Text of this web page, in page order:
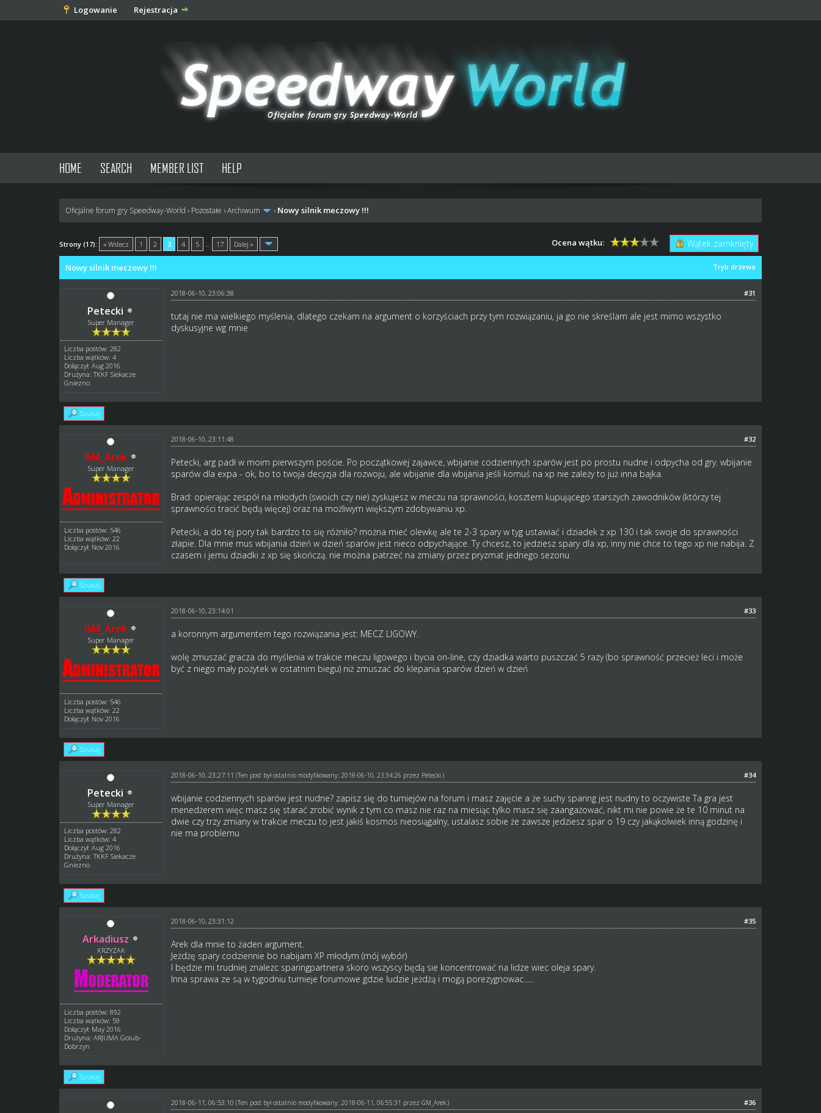
Logowanie Rejestracja
HOME SEARCH MEMBER LIST HELP
Oficjalne forum gry Speedway-World › Pozostałe ›Archiwum › Nowy silnik meczowy !!!
Strony (17): « Wstecz 1 2 3 4 5 17 Dalej » Wątek zamknięty
Ocena wątku:
głosów - średnia: 3
Tryb drzewa
Nowy silnik meczowy !!!
Petecki
Super Manager
Liczba postów: 282
Liczba wątków: 4
Dołączył: Aug 2016
Drużyna: TKKF Siekacze
Gniezno
#31
2018-06-10, 23:06:38
tutaj nie ma wielkiego myślenia, dlatego czekam na argument o korzyściach przy tym rozwiązaniu, ja go nie skreślam ale jest mimo wszystko
dyskusyjne wg mnie
Szukaj
GM_Arek
Super Manager
Liczba postów: 546
Liczba wątków: 22
Dołączył: Nov 2016
#32
2018-06-10, 23:11:48
Petecki, arg padł w moim pierwszym poście. Po początkowej zajawce, wbijanie codziennych sparów jest po prostu nudne i odpycha od gry. wbijanie
sparów dla expa - ok, bo to twoja decyzja dla rozwoju, ale wbijanie dla wbijania jeśli komuś na xp nie zależy to już inna bajka.
Brad: opierając zespół na młodych (swoich czy nie) zyskujesz w meczu na sprawności, kosztem kupującego starszych zawodników (którzy tej
sprawności tracić będą więcej) oraz na możliwym większym zdobywaniu xp.
Petecki, a do tej pory tak bardzo to się różniło? można mieć olewkę ale te 2-3 spary w tyg ustawiać i dziadek z xp 130 i tak swoje do sprawności
złapie. Dla mnie mus wbijania dzień w dzień sparów jest nieco odpychające. Ty chcesz, to jedziesz spary dla xp, inny nie chce to tego xp nie nabija. Z
czasem i jemu dziadki z xp się skończą. nie można patrzeć na zmiany przez pryzmat jednego sezonu
Szukaj
GM_Arek
Super Manager
Liczba postów: 546
Liczba wątków: 22
Dołączył: Nov 2016
#33
2018-06-10, 23:14:01
a koronnym argumentem tego rozwiązania jest: MECZ LIGOWY.
wolę zmuszać gracza do myślenia w trakcie meczu ligowego i bycia on-line, czy dziadka warto puszczać 5 razy (bo sprawność przecież leci i może
być z niego mały pożytek w ostatnim biegu) niż zmuszać do klepania sparów dzień w dzień
Szukaj
Petecki
Super Manager
Liczba postów: 282
Liczba wątków: 4
Dołączył: Aug 2016
Drużyna: TKKF Siekacze
Gniezno
#34
2018-06-10, 23:27:11 (Ten post był ostatnio modyfikowany: 2018-06-10, 23:34:26 przez Petecki.)
wbijanie codziennych sparów jest nudne? zapisz się do turniejów na forum i masz zajęcie a że suchy sparing jest nudny to oczywiste Ta gra jest
menedżerem więc masz się starać zrobić wynik z tym co masz nie raz na miesiąc tylko masz się zaangażować, nikt mi nie powie że te 10 minut na
dwie czy trzy zmiany w trakcie meczu to jest jakiś kosmos nieosiągalny, ustalasz sobie że zawsze jedziesz spar o 19 czy jakąkolwiek inną godzinę i
nie ma problemu
Szukaj
Arkadiusz
KRZYZAK
Liczba postów: 892
Liczba wątków: 59
Dołączył: May 2016
Drużyna: ARJUMA Golub-
Dobrzyn
#35
2018-06-10, 23:31:12
Arek dla mnie to żaden argument.
Jeżdżę spary codziennie bo nabijam XP młodym (mój wybór)
I będzie mi trudniej znalezc sparingpartnera skoro wszyscy będą sie koncentrować na lidze wiec oleja spary.
Inna sprawa ze są w tygodniu turnieje forumowe gdzie ludzie jeżdżą i mogą porezygnowac......
Szukaj
#36
2018-06-11, 06:53:10 (Ten post był ostatnio modyfikowany: 2018-06-11, 06:55:31 przez GM_Arek.)